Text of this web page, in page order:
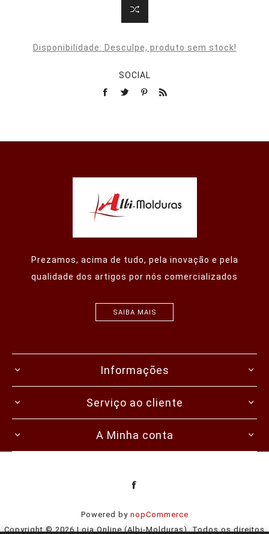
Disponibilidade: Desculpe, produto sem stock!
SOCIAL
Prezamos, acima de tudo, pela inovação e pela
qualidade dos artigos por nós comercializados
SAIBA MAIS
Informações
Serviço ao cliente
A Minha conta
Powered by nopCommerce
Copyright © 2026 Loja Online (Albi-Molduras). Todos os direitos